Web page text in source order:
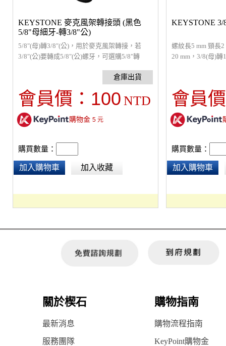
KEYSTONE 麥克風架轉接頭 (黑色
5/8"母細牙-轉3/8"公)
5/8"(母)轉3/8"(公)，用於麥克風架轉接，若
3/8"(公)要轉成5/8"(公)螺牙，可選購5/8"轉
會員價： 100 NTD
購物金 5元
購買數量：
加入購物車 加入收藏
KEYSTONE 3/
螺紋長5 mm 頸長
20 mm，3/8(母)
會員
購買數量：
加入購物車
關於楔石 購物指南
最新消息 購物流程指南
服務團隊 KeyPoint購物金